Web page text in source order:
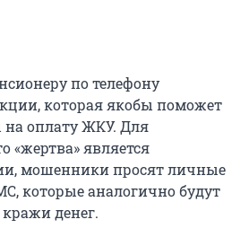
по телефону
которая якобы поможет
на оплату ЖКУ. Для
«жертва» является
мошенники просят личные
которые аналогично будут
денег.